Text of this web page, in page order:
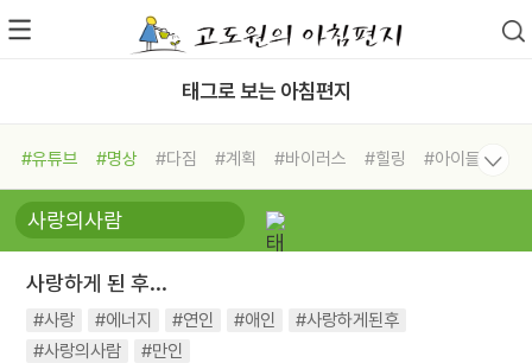
태그로 보는 아침편지
#유튜브 #명상 #다짐 #계획 #바이러스 #힐링
#아이들
#비전캠프
#독서캠프 #삶
#희망
#나눔 #친구 #링컨학교
#독서
#건강 #면역력
사랑하게 된 후...
#사랑 #에너지 #연인 #애인
#사랑하게된후
#사랑의사람
#만인